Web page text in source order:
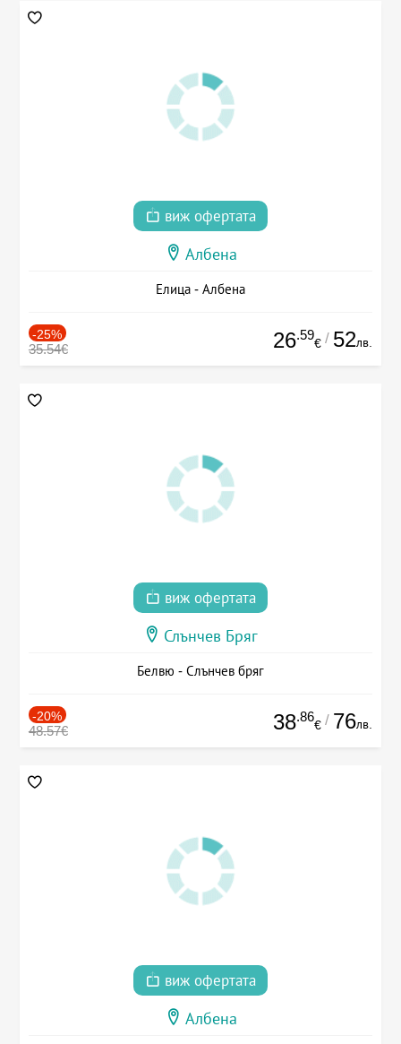
виж офертата
Албена
Елица - Албена
-25%
35.54€ 26.59
€ / 52лв.
виж офертата
Слънчев Бряг
Белвю - Слънчев бряг
-20%
48.57€ 38.86
€ / 76лв.
виж офертата
Албена